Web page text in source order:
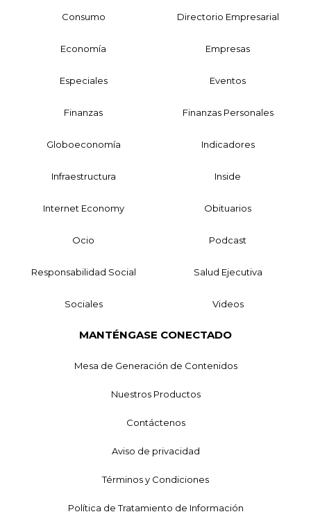
Consumo Directorio Empresarial
Economía Empresas
Especiales Eventos
Finanzas Finanzas Personales
Globoeconomía Indicadores
Infraestructura Inside
Internet Economy Obituarios
Ocio Podcast
Responsabilidad Social Salud Ejecutiva
Sociales Videos
MANTÉNGASE CONECTADO
Mesa de Generación de Contenidos
Nuestros Productos
Contáctenos
Aviso de privacidad
Términos y Condiciones
Política de Tratamiento de Información